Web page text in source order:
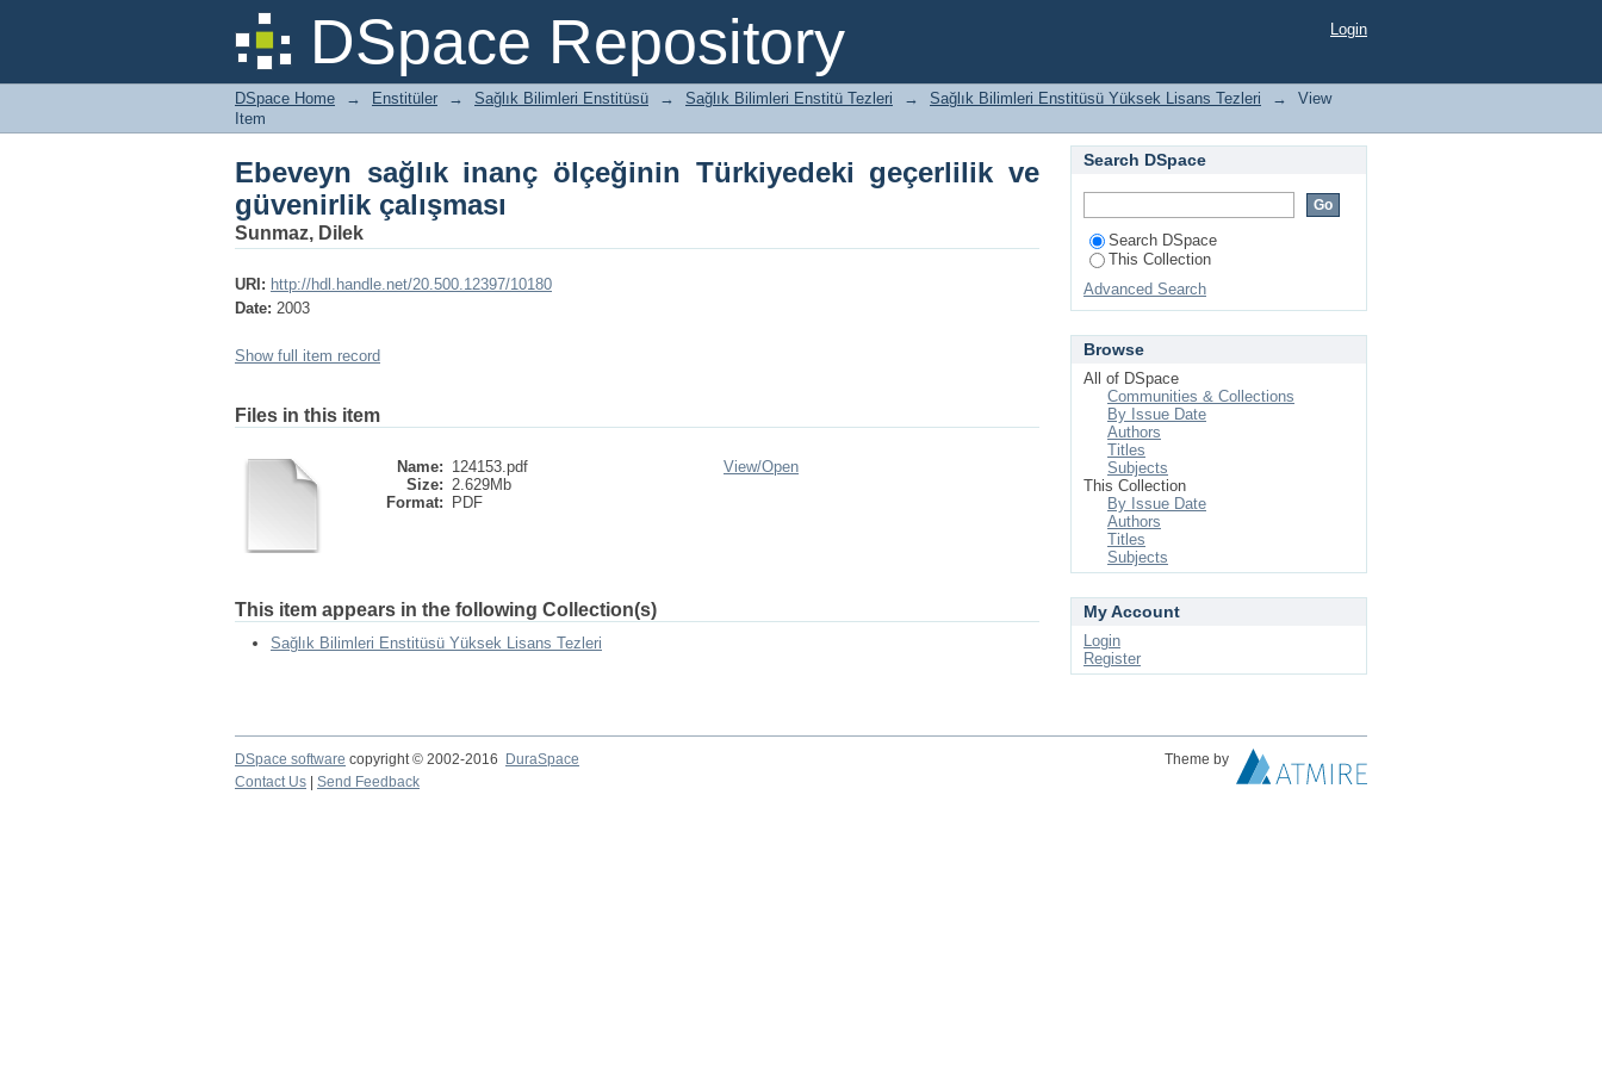
DSpace Repository
Ebeveyn sağlık inanç ölçeğinin Türkiyedeki geçerlilik ve güvenirlik çalışması Login
DSpace Home → Enstitüler → Sağlık Bilimleri Enstitüsü → Sağlık Bilimleri Enstitü Tezleri → Sağlık Bilimleri Enstitüsü Yüksek Lisans Tezleri →
View
Item
Ebeveyn sağlık inanç ölçeğinin Türkiyedeki geçerlilik ve
güvenirlik çalışması
Sunmaz, Dilek
URI: http://hdl.handle.net/20.500.12397/10180
Date: 2003
Show full item record
Files in this item
Name: 124153.pdf
Size: 2.629Mb
Format:
PDF
View/Open
This item appears in the following Collection(s)
Sağlık Bilimleri Enstitüsü Yüksek Lisans Tezleri
Search DSpace
Search DSpace
This Collection
Advanced Search
Browse
All of DSpace
Communities & Collections
By Issue Date
Authors
Titles
Subjects
This Collection
By Issue Date
Authors
Titles
Subjects
My Account
Login
Register
DSpace software copyright © 2002-2016 DuraSpace
Theme by
Contact Us
Send Feedback